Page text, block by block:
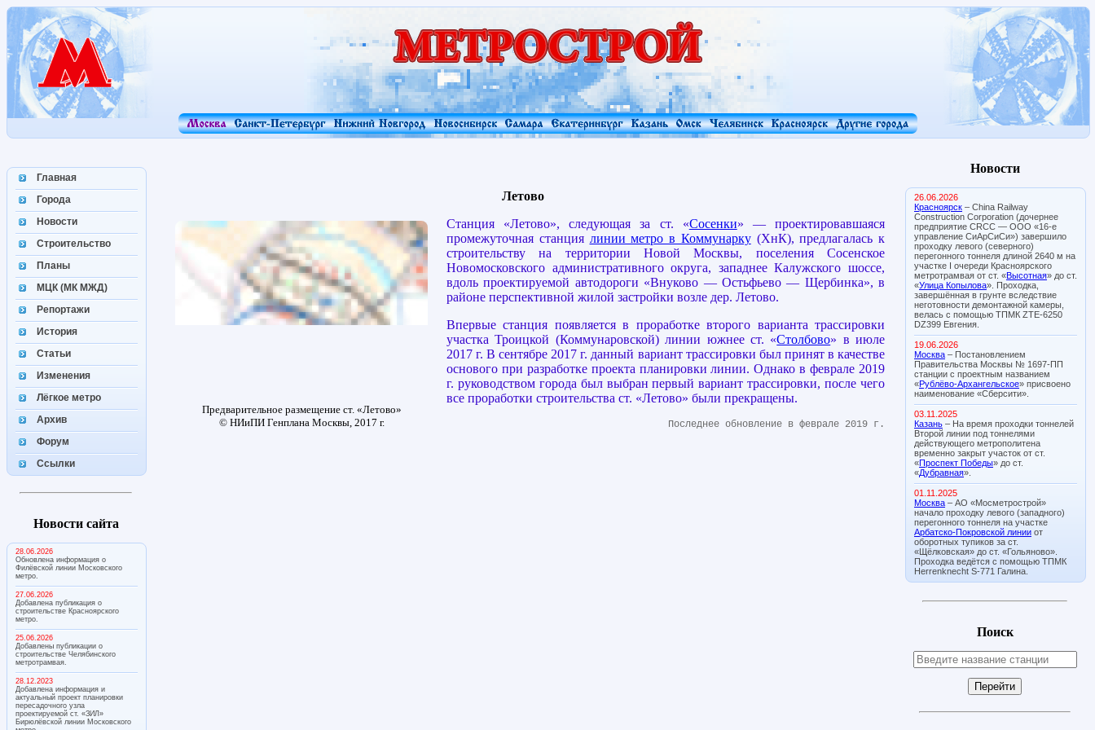
Главная
Города
Новости
Строительство
Планы
МЦК (МК МЖД)
Репортажи
История
Статьи
Изменения
Лёгкое метро
Архив
Форум
Ссылки
Новости сайта
28.06.2026
Обновлена информация о
Филёвской линии Московского
метро.
27.06.2026
Добавлена публикация о
строительстве Красноярского
метро.
25.06.2026
Добавлены публикации о
строительстве Челябинского
метротрамвая.
28.12.2023
Добавлена информация и
актуальный проект планировки
пересадочного узла
проектируемой ст. «ЗИЛ»
Бирюлёвской линии Московского
Новости
26.06.2026
Красноярск – China Railway
Construction Corporation (дочернее
предприятие CRCC — ООО «16-е
управление СиАрСиСи») завершило
проходку левого (северного)
перегонного тоннеля длиной 2640 м на
участке I очереди Красноярского
метротрамвая от ст. «Высотная» до ст.
«Улица Копылова». Проходка,
завершённая в грунте вследствие
неготовности демонтажной камеры,
велась с помощью ТПМК ZTE-6250
DZ399 Евгения.
19.06.2026
Москва – Постановлением
Правительства Москвы № 1697-ПП
станции с проектным названием
«Рублёво-Архангельское» присвоено
наименование «Сберсити».
03.11.2025
Казань – На время проходки тоннелей
Второй линии под тоннелями
действующего метрополитена
временно закрыт участок от ст.
«Проспект Победы» до ст.
«Дубравная».
01.11.2025
Москва – АО «Мосметрострой»
начало проходку левого (западного)
перегонного тоннеля на участке
Арбатско-Покровской линии от
оборотных тупиков за ст.
«Щёлковская» до ст. «Гольяново».
Проходка ведётся с помощью ТПМК
Herrenknecht S-771 Галина.
Поиск
Летово
Предварительное размещение ст. «Летово»
© НИиПИ Генплана Москвы, 2017 г.
Станция «Летово», следующая за ст. «Сосенки» — проектировавшаяся
промежуточная станция линии метро в Коммунарку(ХнК), предлагалась к
строительству на территории Новой Москвы, поселения Сосенское
Новомосковского административного округа, западнее Калужского шоссе,
вдоль проектируемой автодороги «Внуково — Остьфьево — Щербинка», в
районе перспективной жилой застройки возле дер. Летово.
Впервые станция появляется в проработке второго варианта трассировки
участка Троицкой (Коммунаровской) линии южнее ст. «Столбово» в июле
2017 г. В сентябре 2017 г. данный вариант трассировки был принят в качестве
основого при разработке проекта планировки линии. Однако в феврале 2019
г. руководством города был выбран первый вариант трассировки, после чего
все проработки строительства ст. «Летово» были прекращены.
Последнее обновление в феврале 2019 г.